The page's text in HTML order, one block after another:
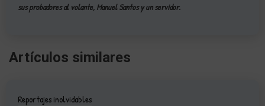
sus probadores al volante, Manuel Santos y un servidor.
Artículos similares
Reportajes inolvidables